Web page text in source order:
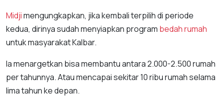
Midjimengungkapkan, jika kembali terpilih di periode
kedua, dirinya sudah menyiapkan program bedah rumah
untuk masyarakat Kalbar.
Ia menargetkan bisa membantu antara 2.000-2.500 rumah
per tahunnya. Atau mencapai sekitar 10 ribu rumah selama
lima tahun ke depan.